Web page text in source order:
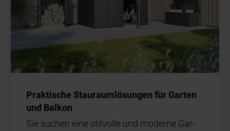
Prak­ti­sche Stau­raum­lö­sun­gen für Gar­ten
und Bal­kon
Sie su­chen eine stil­vol­le und mo­der­ne Gar­